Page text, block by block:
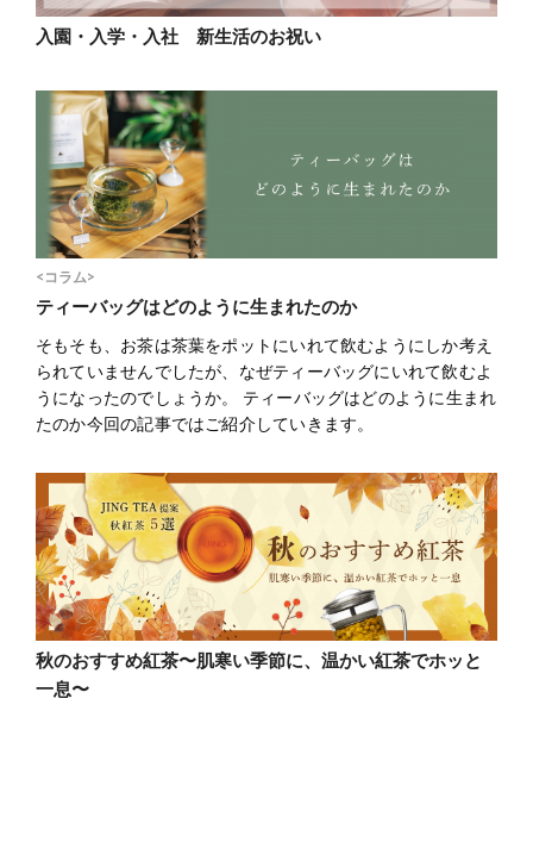
入園・入学・入社 新生活のお祝い
<コラム>
ティーバッグはどのように生まれたのか
そもそも、お茶は茶葉をポットにいれて飲むようにしか考え
られていませんでしたが、なぜティーバッグにいれて飲むよ
うになったのでしょうか。 ティーバッグはどのように生まれ
たのか今回の記事ではご紹介していきます。
秋のおすすめ紅茶〜肌寒い季節に、温かい紅茶でホッと
一息〜